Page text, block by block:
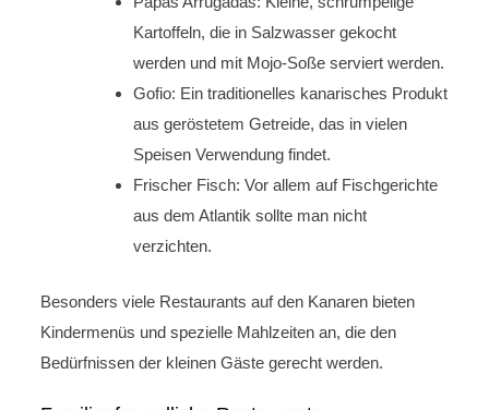
Kartoffeln, die in Salzwasser gekocht
werden und mit Mojo-Soße serviert werden.
Gofio: Ein traditionelles kanarisches Produkt
aus geröstetem Getreide, das in vielen
Speisen Verwendung findet.
Frischer Fisch: Vor allem auf Fischgerichte
aus dem Atlantik sollte man nicht
verzichten.
Besonders viele Restaurants auf den Kanaren bieten
Kindermenüs und spezielle Mahlzeiten an, die den
Bedürfnissen der kleinen Gäste gerecht werden.